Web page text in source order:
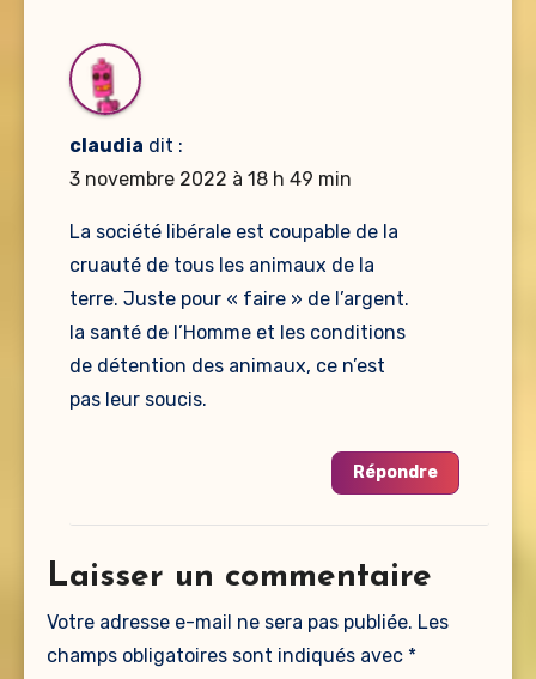
claudia dit :
3 novembre 2022 à 18 h 49 min
La société libérale est coupable de la
cruauté de tous les animaux de la
terre. Juste pour « faire » de l’argent.
la santé de l’Homme et les conditions
de détention des animaux, ce n’est
pas leur soucis.
Répondre
Laisser un commentaire
Votre adresse e-mail ne sera pas publiée. Les
champs obligatoires sont indiqués avec *